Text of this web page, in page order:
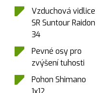
Vzduchová vidlice
SR Suntour Raidon
34
Pevné osy pro
zvýšení tuhosti
Pohon Shimano